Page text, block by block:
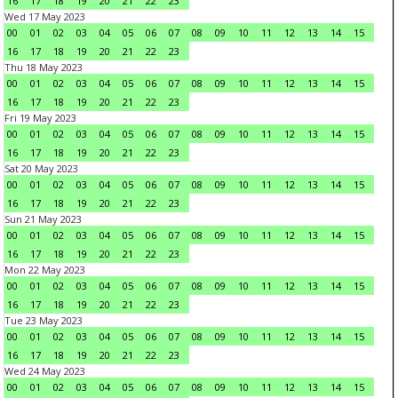
Wed 17 May 2023
00
01 02 03 04 05 06 07 08 09 10 11 12 13 14
15
16
17 18 19 20 21 22
23
Thu 18 May 2023
00
01 02 03 04 05 06 07 08 09 10 11 12 13 14
15
16
17 18 19 20 21 22
23
Fri 19 May 2023
00
01 02 03 04 05 06 07 08 09 10 11 12 13 14
15
16
17 18 19 20 21 22
23
Sat 20 May 2023
00
01 02 03 04 05 06 07 08 09 10 11 12 13 14
15
16
17 18 19 20 21 22
23
Sun 21 May 2023
00
01 02 03 04 05 06 07 08 09 10 11 12 13 14
15
16
17 18 19 20 21 22
23
Mon 22 May 2023
00
01 02 03 04 05 06 07 08 09 10 11 12 13 14
15
16
17 18 19 20 21 22
23
Tue 23 May 2023
00
01 02 03 04 05 06 07 08 09 10 11 12 13 14
15
16
17 18 19 20 21 22
23
Wed 24 May 2023
00
01 02 03 04 05 06 07 08 09 10 11 12 13 14 15